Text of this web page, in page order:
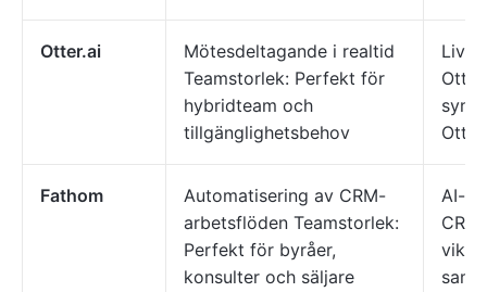
Otter.ai
Mötesdeltagande i realtid
Teamstorlek: Perfekt för
hybridteam och
tillgänglighetsbehov
Fathom
Automatisering av CRM-
arbetsflöden Teamstorlek:
Perfekt för byråer,
konsulter och säljare
AI-